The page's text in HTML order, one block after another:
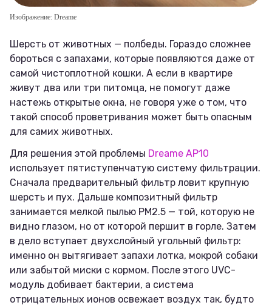
Изображение: Dreame
Шерсть от животных — полбеды. Гораздо сложнее
бороться с запахами, которые появляются даже от
самой чистоплотной кошки. А если в квартире
живут два или три питомца, не помогут даже
настежь открытые окна, не говоря уже о том, что
такой способ проветривания может быть опасным
для самих животных.
Для решения этой проблемы Dreame AP10
использует пятиступенчатую систему фильтрации.
Сначала предварительный фильтр ловит крупную
шерсть и пух. Дальше композитный фильтр
занимается мелкой пылью PM2.5 — той, которую не
видно глазом, но от которой першит в горле. Затем
в дело вступает двухслойный угольный фильтр:
именно он вытягивает запахи лотка, мокрой собаки
или забытой миски с кормом. После этого UVC-
модуль добивает бактерии, а система
отрицательных ионов освежает воздух так, будто